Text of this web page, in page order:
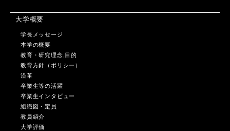
大学概要
学長メッセージ
本学の概要
教育・研究理念,目的
教育方針（ポリシー）
沿革
卒業生等の活躍
卒業生インタビュー
組織図・定員
教員紹介
大学評価